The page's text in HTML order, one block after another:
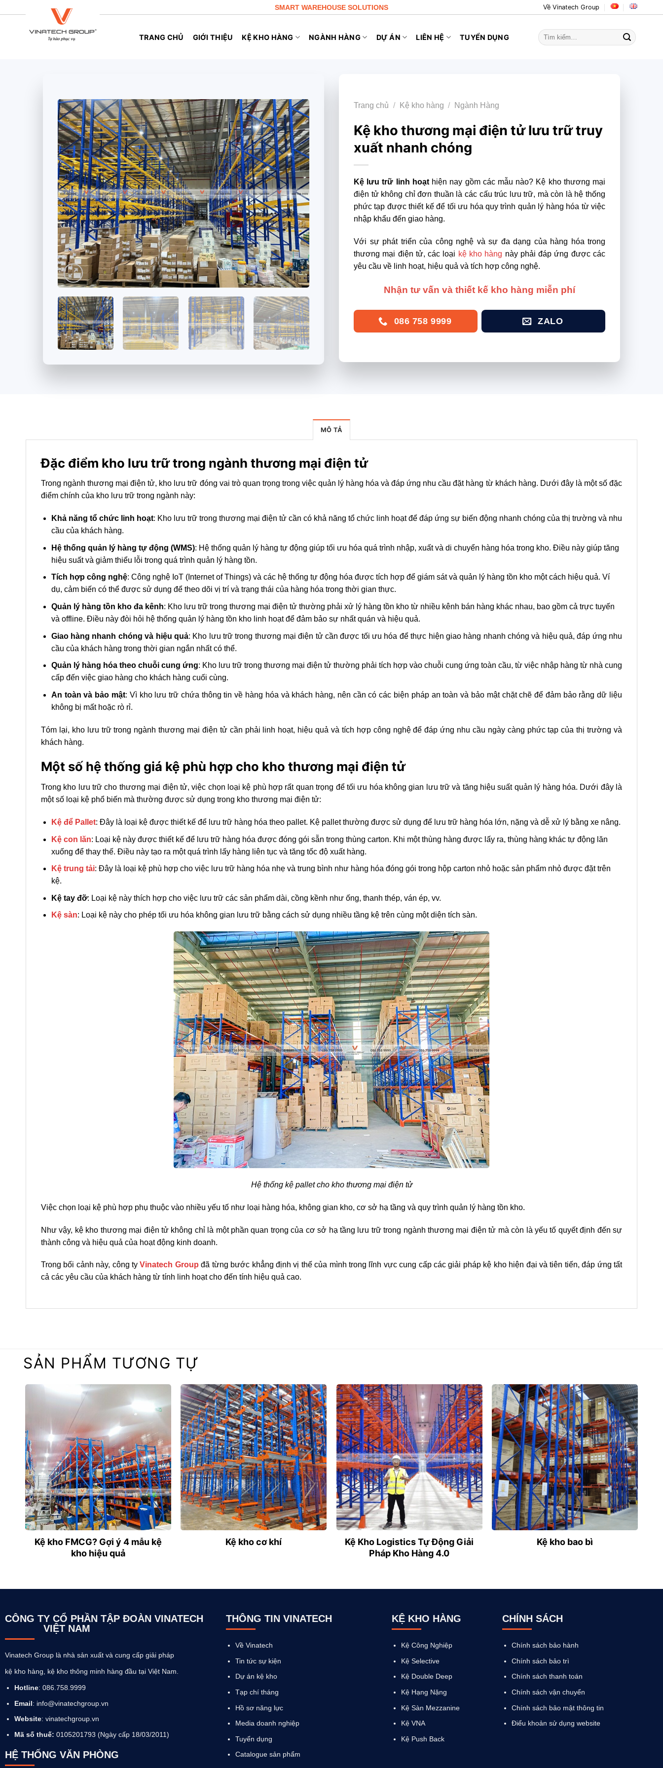
SMART WAREHOUSE SOLUTIONS Về Vinatech Group
TRANG CHỦ GIỚI THIỆU KỆ KHO HÀNG NGÀNH HÀNG DỰ ÁN LIÊN HỆ TUYỂN DỤNG
Tìm
kiếm:
Trang chủ / Kệ kho hàng / Ngành Hàng
Kệ kho thương mại điện tử lưu trữ truy
xuất nhanh chóng
Kệ lưu trữ linh hoạthiện nay gồm các mẫu nào? Kệ kho thương mại
điện tử không chỉ đơn thuần là các cấu trúc lưu trữ, mà còn là hệ thống
phức tạp được thiết kế để tối ưu hóa quy trình quản lý hàng hóa từ việc
nhập khẩu đến giao hàng.
Với sự phát triển của công nghệ và sự đa dạng của hàng hóa trong
thương mại điện tử, các loại kệ kho hàng này phải đáp ứng được các
yêu cầu về linh hoạt, hiệu quả và tích hợp công nghệ.
Nhận tư vấn và thiết kế kho hàng miễn phí
086 758 9999 ZALO
MÔ TẢ
Đặc điểm kho lưu trữ trong ngành thương mại điện tử
Trong ngành thương mại điện tử, kho lưu trữ đóng vai trò quan trọng trong việc quản lý hàng hóa và đáp ứng nhu cầu đặt hàng từ khách hàng. Dưới đây là một số đặc
điểm chính của kho lưu trữ trong ngành này:
Khả năng tổ chức linh hoạt: Kho lưu trữ trong thương mại điện tử cần có khả năng tổ chức linh hoạt để đáp ứng sự biến động nhanh chóng của thị trường và nhu
cầu của khách hàng.
Hệ thống quản lý hàng tự động (WMS): Hệ thống quản lý hàng tự động giúp tối ưu hóa quá trình nhập, xuất và di chuyển hàng hóa trong kho. Điều này giúp tăng
hiệu suất và giảm thiểu lỗi trong quá trình quản lý hàng tồn.
Tích hợp công nghệ: Công nghệ IoT (Internet of Things) và các hệ thống tự động hóa được tích hợp để giám sát và quản lý hàng tồn kho một cách hiệu quả. Ví
dụ, cảm biến có thể được sử dụng để theo dõi vị trí và trạng thái của hàng hóa trong thời gian thực.
Quản lý hàng tồn kho đa kênh: Kho lưu trữ trong thương mại điện tử thường phải xử lý hàng tồn kho từ nhiều kênh bán hàng khác nhau, bao gồm cả trực tuyến
và offline. Điều này đòi hỏi hệ thống quản lý hàng tồn kho linh hoạt để đảm bảo sự nhất quán và hiệu quả.
Giao hàng nhanh chóng và hiệu quả: Kho lưu trữ trong thương mại điện tử cần được tối ưu hóa để thực hiện giao hàng nhanh chóng và hiệu quả, đáp ứng nhu
cầu của khách hàng trong thời gian ngắn nhất có thể.
Quản lý hàng hóa theo chuỗi cung ứng: Kho lưu trữ trong thương mại điện tử thường phải tích hợp vào chuỗi cung ứng toàn cầu, từ việc nhập hàng từ nhà cung
cấp đến việc giao hàng cho khách hàng cuối cùng.
An toàn và bảo mật: Vì kho lưu trữ chứa thông tin về hàng hóa và khách hàng, nên cần có các biện pháp an toàn và bảo mật chặt chẽ để đảm bảo rằng dữ liệu
không bị mất hoặc rò rỉ.
Tóm lại, kho lưu trữ trong ngành thương mại điện tử cần phải linh hoạt, hiệu quả và tích hợp công nghệ để đáp ứng nhu cầu ngày càng phức tạp của thị trường và
khách hàng.
Một số hệ thống giá kệ phù hợp cho kho thương mại điện tử
Trong kho lưu trữ cho thương mại điện tử, việc chọn loại kệ phù hợp rất quan trọng để tối ưu hóa không gian lưu trữ và tăng hiệu suất quản lý hàng hóa. Dưới đây là
một số loại kệ phổ biến mà thường được sử dụng trong kho thương mại điện tử:
Kệ để Pallet: Đây là loại kệ được thiết kế để lưu trữ hàng hóa theo pallet. Kệ pallet thường được sử dụng để lưu trữ hàng hóa lớn, nặng và dễ xử lý bằng xe nâng.
Kệ con lăn: Loại kệ này được thiết kế để lưu trữ hàng hóa được đóng gói sẵn trong thùng carton. Khi một thùng hàng được lấy ra, thùng hàng khác tự động lăn
xuống để thay thế. Điều này tạo ra một quá trình lấy hàng liên tục và tăng tốc độ xuất hàng.
Kệ trung tải: Đây là loại kệ phù hợp cho việc lưu trữ hàng hóa nhẹ và trung bình như hàng hóa đóng gói trong hộp carton nhỏ hoặc sản phẩm nhỏ được đặt trên
kệ.
Kệ tay đỡ: Loại kệ này thích hợp cho việc lưu trữ các sản phẩm dài, cồng kềnh như ống, thanh thép, ván ép, vv.
Kệ sàn: Loại kệ này cho phép tối ưu hóa không gian lưu trữ bằng cách sử dụng nhiều tầng kệ trên cùng một diện tích sàn.
Hệ thống kệ pallet cho kho thương mại điện tử
Việc chọn loại kệ phù hợp phụ thuộc vào nhiều yếu tố như loại hàng hóa, không gian kho, cơ sở hạ tầng và quy trình quản lý hàng tồn kho.
Như vậy, kệ kho thương mại điện tử không chỉ là một phần quan trọng của cơ sở hạ tầng lưu trữ trong ngành thương mại điện tử mà còn là yếu tố quyết định đến sự
thành công và hiệu quả của hoạt động kinh doanh.
Trong bối cảnh này, công tyVinatech Group đã từng bước khẳng định vị thế của mình trong lĩnh vực cung cấp các giải pháp kệ kho hiện đại và tiên tiến, đáp ứng tất
cả các yêu cầu của khách hàng từ tính linh hoạt cho đến tính hiệu quả cao.
SẢN PHẨM TƯƠNG TỰ
Kệ kho FMCG? Gợi ý 4 mẫu kệ
kho hiệu quả
Kệ kho cơ khí
Kệ Kho Logistics Tự Động Giải
Pháp Kho Hàng 4.0
Kệ kho bao bì
CÔNG TY CỔ PHẦN TẬP ĐOÀN VINATECH
VIỆT NAM
Vinatech Group là nhà sản xuất và cung cấp giải pháp
kệ kho hàng, kệ kho thông minh hàng đầu tại Việt Nam.
Hotline: 086.758.9999
Email: info@vinatechgroup.vn
Website: vinatechgroup.vn
Mã số thuế: 0105201793 (Ngày cấp 18/03/2011)
HỆ THỐNG VĂN PHÒNG
THÔNG TIN VINATECH
Về Vinatech
Tin tức sự kiện
Dự án kệ kho
Tạp chí tháng
Hồ sơ năng lực
Media doanh nghiệp
Tuyển dụng
Catalogue sản phẩm
KỆ KHO HÀNG
Kệ Công Nghiệp
Kệ Selective
Kệ Double Deep
Kệ Hạng Nặng
Kệ Sàn Mezzanine
Kệ VNA
Kệ Push Back
CHÍNH SÁCH
Chính sách bảo hành
Chính sách bảo trì
Chính sách thanh toán
Chính sách vận chuyển
Chính sách bảo mật thông tin
Điểu khoản sử dụng website